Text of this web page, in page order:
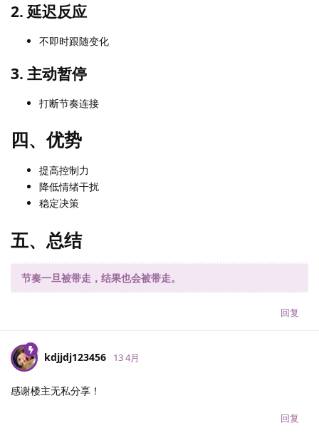
2. 延迟反应
不即时跟随变化
3. 主动暂停
打断节奏连接
四、优势
提高控制力
降低情绪干扰
稳定决策
五、总结
节奏一旦被带走，结果也会被带走。
回复
kdjjdj123456 13 4月
感谢楼主无私分享！
回复